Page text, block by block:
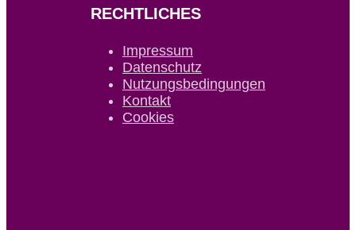
RECHTLICHES
Impressum
Datenschutz
Nutzungsbedingungen
Kontakt
Cookies